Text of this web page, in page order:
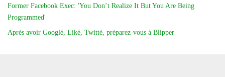
Former Facebook Exec: 'You Don’t Realize It But You Are Being
Programmed'
Après avoir Googlé, Liké, Twitté, préparez-vous à Blipper